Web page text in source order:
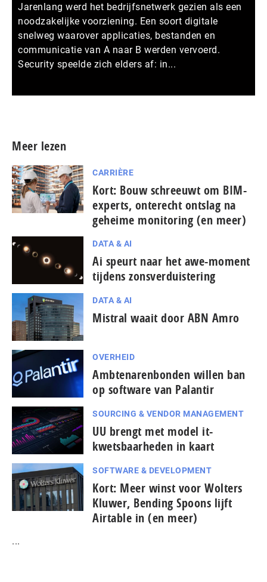
Jarenlang werd het bedrijfsnetwerk gezien als een
noodzakelijke voorziening. Een soort digitale
snelweg waarover applicaties, bestanden en
communicatie van A naar B werden vervoerd.
Security speelde zich elders af: in...
Meer lezen
CARRIÈRE
Kort: Bouw schreeuwt om BIM-
experts, onterecht ontslag na
geheime monitoring (en meer)
DATA & AI
Ai speurt naar het awe-moment
tijdens zonsverduistering
DATA & AI
Mistral waait door ABN Amro
OVERHEID
Ambtenarenbonden willen ban
op software van Palantir
SOURCING & VENDOR MANAGEMENT
UU brengt met model it-
kwetsbaarheden in kaart
SOFTWARE & DEVELOPMENT
Kort: Meer winst voor Wolters
Kluwer, Bending Spoons lijft
Airtable in (en meer)
...